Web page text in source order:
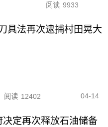
阅读 9933
具法再次逮捕村田晃大
阅读 12402 04-14
决定再次释放石油储备